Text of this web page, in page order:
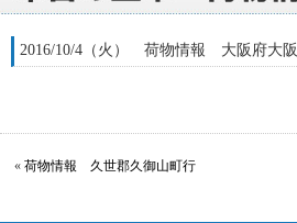
2016/10/4（火） 荷物情報 大阪府大
« 荷物情報 久世郡久御山町行